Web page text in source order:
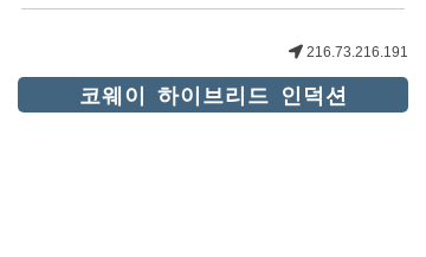
216.73.216.191
코웨이 하이브리드 인덕션